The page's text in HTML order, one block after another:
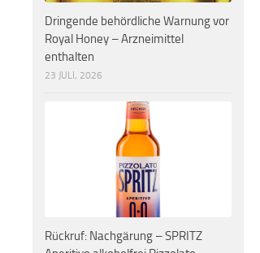
Dringende behördliche Warnung vor
Royal Honey – Arzneimittel
enthalten
23 JULI, 2026
Rückruf: Nachgärung – SPRITZ